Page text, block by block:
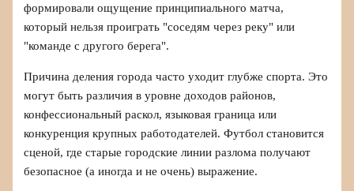
формировали ощущение принципиального матча,
который нельзя проиграть "соседям через реку" или
"команде с другого берега".
Причина деления города часто уходит глубже спорта. Это
могут быть различия в уровне доходов районов,
конфессиональный раскол, языковая граница или
конкуренция крупных работодателей. Футбол становится
сценой, где старые городские линии разлома получают
безопасное (а иногда и не очень) выражение.